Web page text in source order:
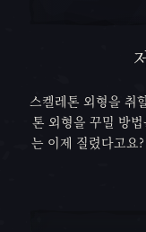
스켈레톤 외형을 취
톤 외형을 꾸밀 방
는 이제 질렸다고요